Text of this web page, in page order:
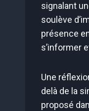
signalant
soulève
présence
s’informer
Une
delà de la
proposé